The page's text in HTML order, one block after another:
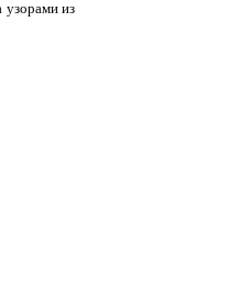
узорами из